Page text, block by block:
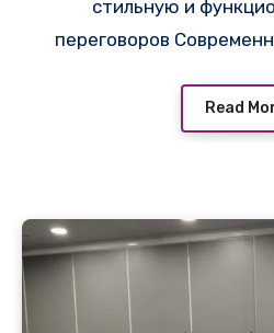
стильную и
переговоров
Read